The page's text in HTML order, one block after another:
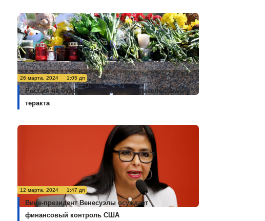
26 марта, 2024 1:05 дп
Россия не будет комментировать расследование
теракта
12 марта, 2024 1:47 дп
Вице-президент Венесуэлы осуждает
финансовый контроль США